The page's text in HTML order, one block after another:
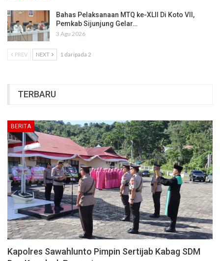
Bahas Pelaksanaan MTQ ke-XLII Di Koto VII,
Pemkab Sijunjung Gelar…
3 Agu 2026
PREV NEXT 1 daripada 2
TERBARU
BERITA
Kapolres Sawahlunto Pimpin Sertijab Kabag SDM